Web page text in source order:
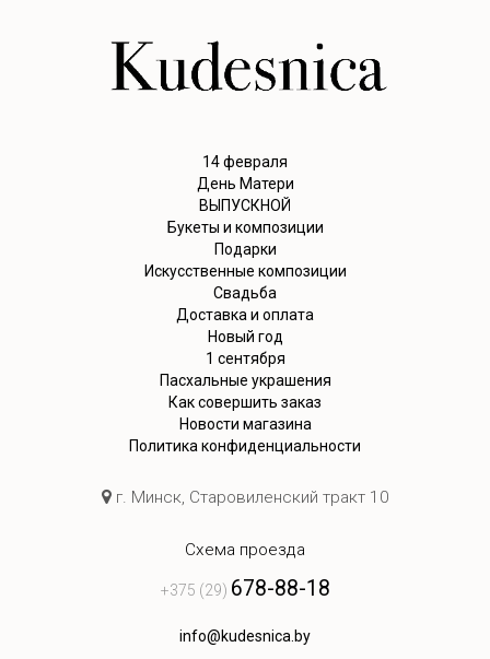
14 февраля
День Матери
ВЫПУСКНОЙ
Букеты и композиции
Подарки
Искусственные композиции
Свадьба
Доставка и оплата
Новый год
1 сентября
Пасхальные украшения
Как совершить заказ
Новости магазина
Политика конфиденциальности
г. Минск, Старовиленский тракт 10
Схема проезда
+375 (29) 678-88-18
info@kudesnica.by